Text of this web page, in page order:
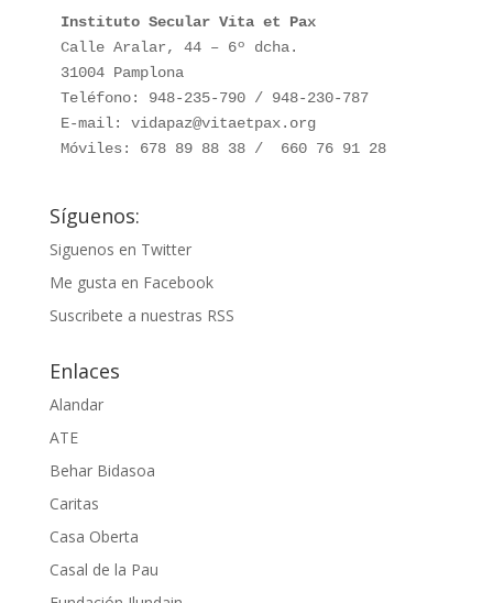
Instituto Secular Vita et Pax
Calle Aralar, 44 – 6º dcha.
31004 Pamplona
Teléfono: 948-235-790 / 948-230-787
E-mail: vidapaz@vitaetpax.org
Móviles: 678 89 88 38 /  660 76 91 28
Síguenos:
Siguenos en Twitter
Me gusta en Facebook
Suscribete a nuestras RSS
Enlaces
Alandar
ATE
Behar Bidasoa
Caritas
Casa Oberta
Casal de la Pau